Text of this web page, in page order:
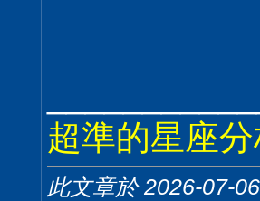
超準的星座
此文章於 2026-07-